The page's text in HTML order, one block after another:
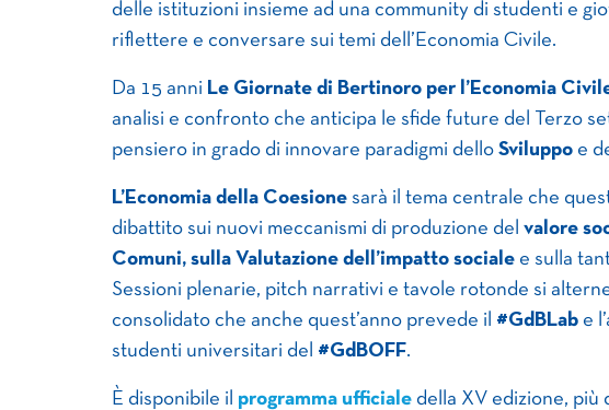
delle istituzioni insieme ad una community di studenti e
riflettere e conversare sui temi dell’Economia Civile.
Da 15 anni Le Giornate di Bertinoro per l’Economia
analisi e confronto che anticipa le sfide future del Terzo
pensiero in grado di innovare paradigmi dello Sviluppo e
L’Economia della Coesione sarà il tema centrale che
dibattito sui nuovi meccanismi di produzione del valore
Comuni, sulla Valutazione dell’impatto sociale e sulla
Sessioni plenarie, pitch narrativi e tavole rotonde si
consolidato che anche quest’anno prevede il #GdBLab e
studenti universitari del #GdBOFF.
È disponibile il programma ufficiale della XV edizione,